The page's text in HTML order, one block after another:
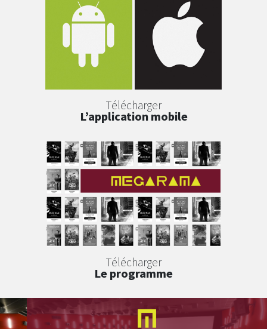
Télécharger
L’application mobile
Télécharger
Le programme